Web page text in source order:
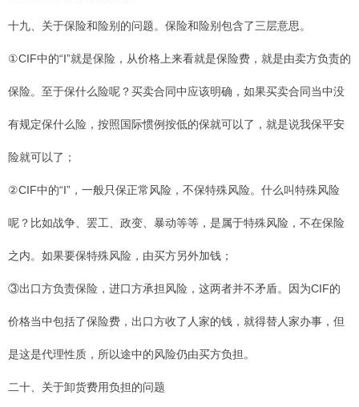
十九、关于保险和险别的问题。保险和险别包含了三层意思。
①CIF中的“I”就是保险，从价格上来看就是保险费，就是由卖方负责的
保险。至于保什么险呢？买卖合同中应该明确，如果买卖合同当中没
有规定保什么险，按照国际惯例按低的保就可以了，就是说我保平安
险就可以了；
②CIF中的“I”，一般只保正常风险，不保特殊风险。什么叫特殊风险
呢？比如战争、罢工、政变、暴动等等，是属于特殊风险，不在保险
之内。如果要保特殊风险，由买方另外加钱；
③出口方负责保险，进口方承担风险，这两者并不矛盾。因为CIF的
价格当中包括了保险费，出口方收了人家的钱，就得替人家办事，但
是这是代理性质，所以途中的风险仍由买方负担。
二十、关于卸货费用负担的问题